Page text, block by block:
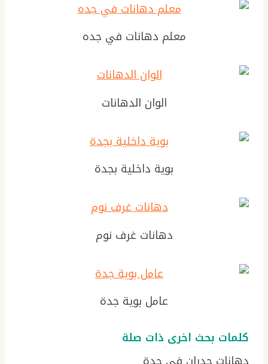
معلم دهانات في جده
الوان الدهانات
بوية داخلية بجدة
دهانات غرف نوم
عامل بوية جدة
كلمات بحث اخرى ذات صلة